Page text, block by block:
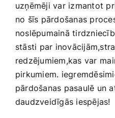
Sports, tūrisms un atpūta
TV un Sadzīves tehnika
Zoo preces
‍uzņēmēji ‍var izmantot
no​ šīs pārdošanas
noslēpumainā
stāsti ‌par
redzējumiem,kas‍ var⁢
pirkumiem.
pārdošanas pasaulē un
daudzveidīgās iespējas!